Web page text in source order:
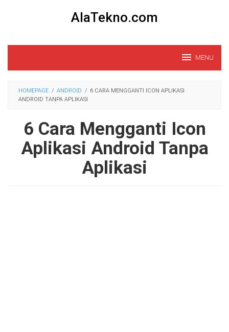
AlaTekno.com
MENU
HOMEPAGE / ANDROID / 6 CARA MENGGANTI ICON APLIKASI
ANDROID TANPA APLIKASI
6 Cara Mengganti Icon
Aplikasi Android Tanpa
Aplikasi